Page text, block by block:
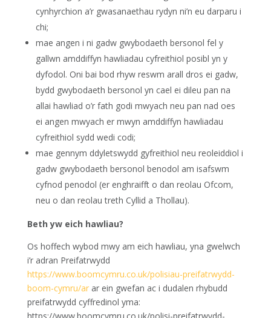
cynhyrchion a’r gwasanaethau rydyn ni’n eu darparu i
chi;
mae angen i ni gadw gwybodaeth bersonol fel y
gallwn amddiffyn hawliadau cyfreithiol posibl yn y
dyfodol. Oni bai bod rhyw reswm arall dros ei gadw,
bydd gwybodaeth bersonol yn cael ei dileu pan na
allai hawliad o’r fath godi mwyach neu pan nad oes
ei angen mwyach er mwyn amddiffyn hawliadau
cyfreithiol sydd wedi codi;
mae gennym ddyletswydd gyfreithiol neu reoleiddiol i
gadw gwybodaeth bersonol benodol am isafswm
cyfnod penodol (er enghraifft o dan reolau Ofcom,
neu o dan reolau treth Cyllid a Thollau).
Beth yw eich hawliau?
Os hoffech wybod mwy am eich hawliau, yna gwelwch
i’r adran Preifatrwydd
https://www.boomcymru.co.uk/polisiau-preifatrwydd-
boom-cymru/arar ein gwefan ac i dudalen rhybudd
preifatrwydd cyffredinol yma: